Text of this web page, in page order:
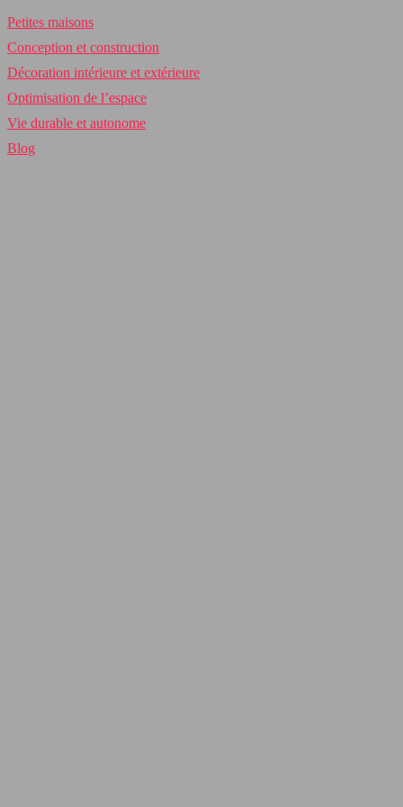
Petites maisons
Conception et construction
Décoration intérieure et extérieure
Optimisation de l’espace
Vie durable et autonome
Blog